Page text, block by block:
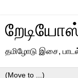
தமிழோடு இசை,